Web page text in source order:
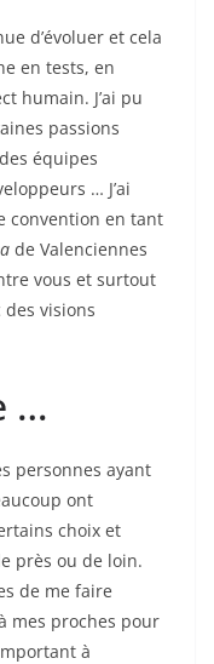
d’évoluer et cela
en tests, en
humain. J’ai pu
passions
équipes
… J’ai
convention en tant
de Valenciennes
vous et surtout
des visions
…
personnes ayant
ont
choix et
près ou de loin.
de me faire
mes proches pour
à